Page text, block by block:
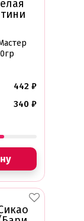
442 ₽
340 ₽